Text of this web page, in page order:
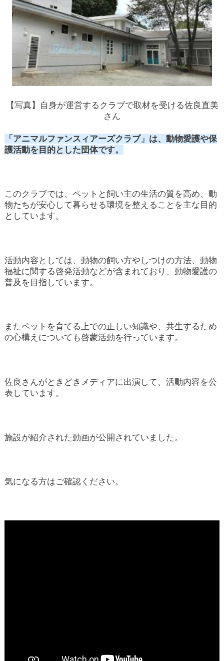
【写真】自身が運営するクラブで取材を受ける佐良直美
さん
「アニマルファンスィアーズクラブ」は、動物愛護や保
護活動を目的とした団体です。
このクラブでは、ペットと飼い主の生活の質を高め、動
物たちが安心して暮らせる環境を整えることを主な目的
としています。
活動内容としては、動物の飼い方やしつけの方法、動物
福祉に関する啓発活動などが含まれており、動物愛護の
普及を目指しています。
またペットを育てる上での正しい知識や、共生するため
の心構えについても啓蒙活動を行っています。
佐良さんがときどきメディアに出演して、活動内容を公
表しています。
施設が紹介された動画が公開されていました。
気になる方はご確認ください。